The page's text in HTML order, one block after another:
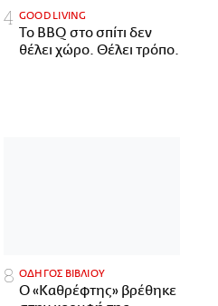
GOOD LIVING
Το BBQ στο σπίτι δεν
θέλει χώρο. Θέλει τρόπο.
ΟΔΗΓΟΣ ΒΙΒΛΙΟΥ
Ο «Καθρέφτης» βρέθηκε